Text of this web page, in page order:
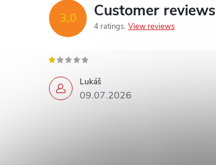
3,0 Customer reviews
4 ratings View reviews
Lukáš
09.07.2026